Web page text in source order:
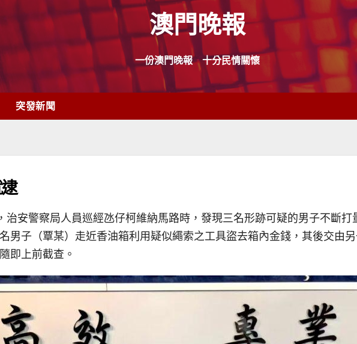
澳門晚報
一份澳門晚報 十分民情關懷
突發新聞
治安警察局人員巡經氹仔柯維納馬路時，發現三名形跡可疑的男子不斷
男子（覃某）走近香油箱利用疑似繩索之工具盜去箱內金錢，其後交由
即上前截查。